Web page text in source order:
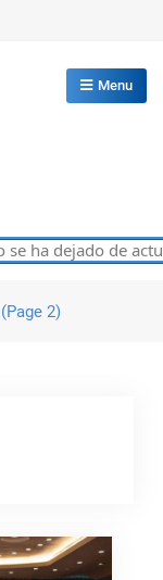
de las
Menu
ha dejado de
(Page 2)